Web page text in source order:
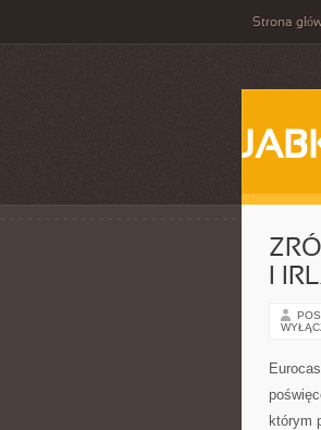
Strona
I
którym